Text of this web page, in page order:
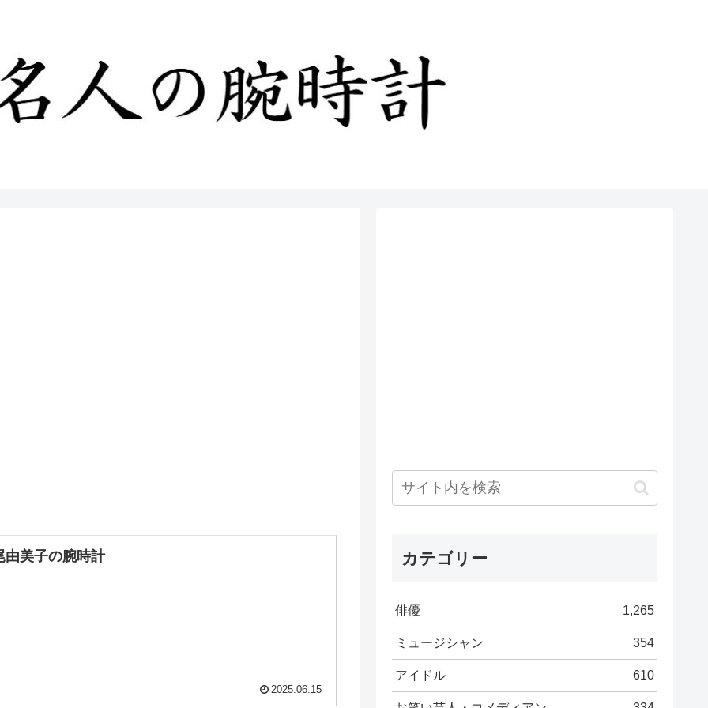
由美子の腕時計
2025.06.15
カテゴリー
俳優 1,265
ミュージシャン 354
アイドル 610